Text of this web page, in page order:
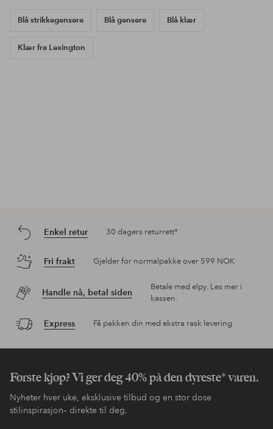
Blå strikkegensere Blå gensere Blå klær
Klær fra Lexington
Enkel retur 30 dagers returrett*
Fri frakt Gjelder for normalpakke over 599 NOK
Handle nå, betal siden
Betale med elpy. Les mer i
kassen.
Express Få pakken din med ekstra rask levering
Første kjøp? Vi ger deg 40% på den dyreste* varen.
Nyheter hver uke, eksklusive tilbud og en stor dose
stilinspirasjon– direkte til deg.